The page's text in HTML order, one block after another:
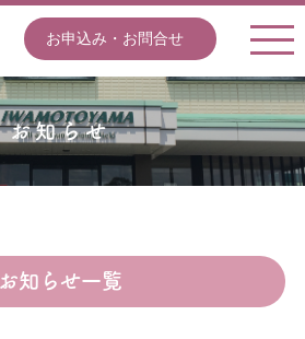
お申込み・お問合せ
お知らせ
お知らせ一覧